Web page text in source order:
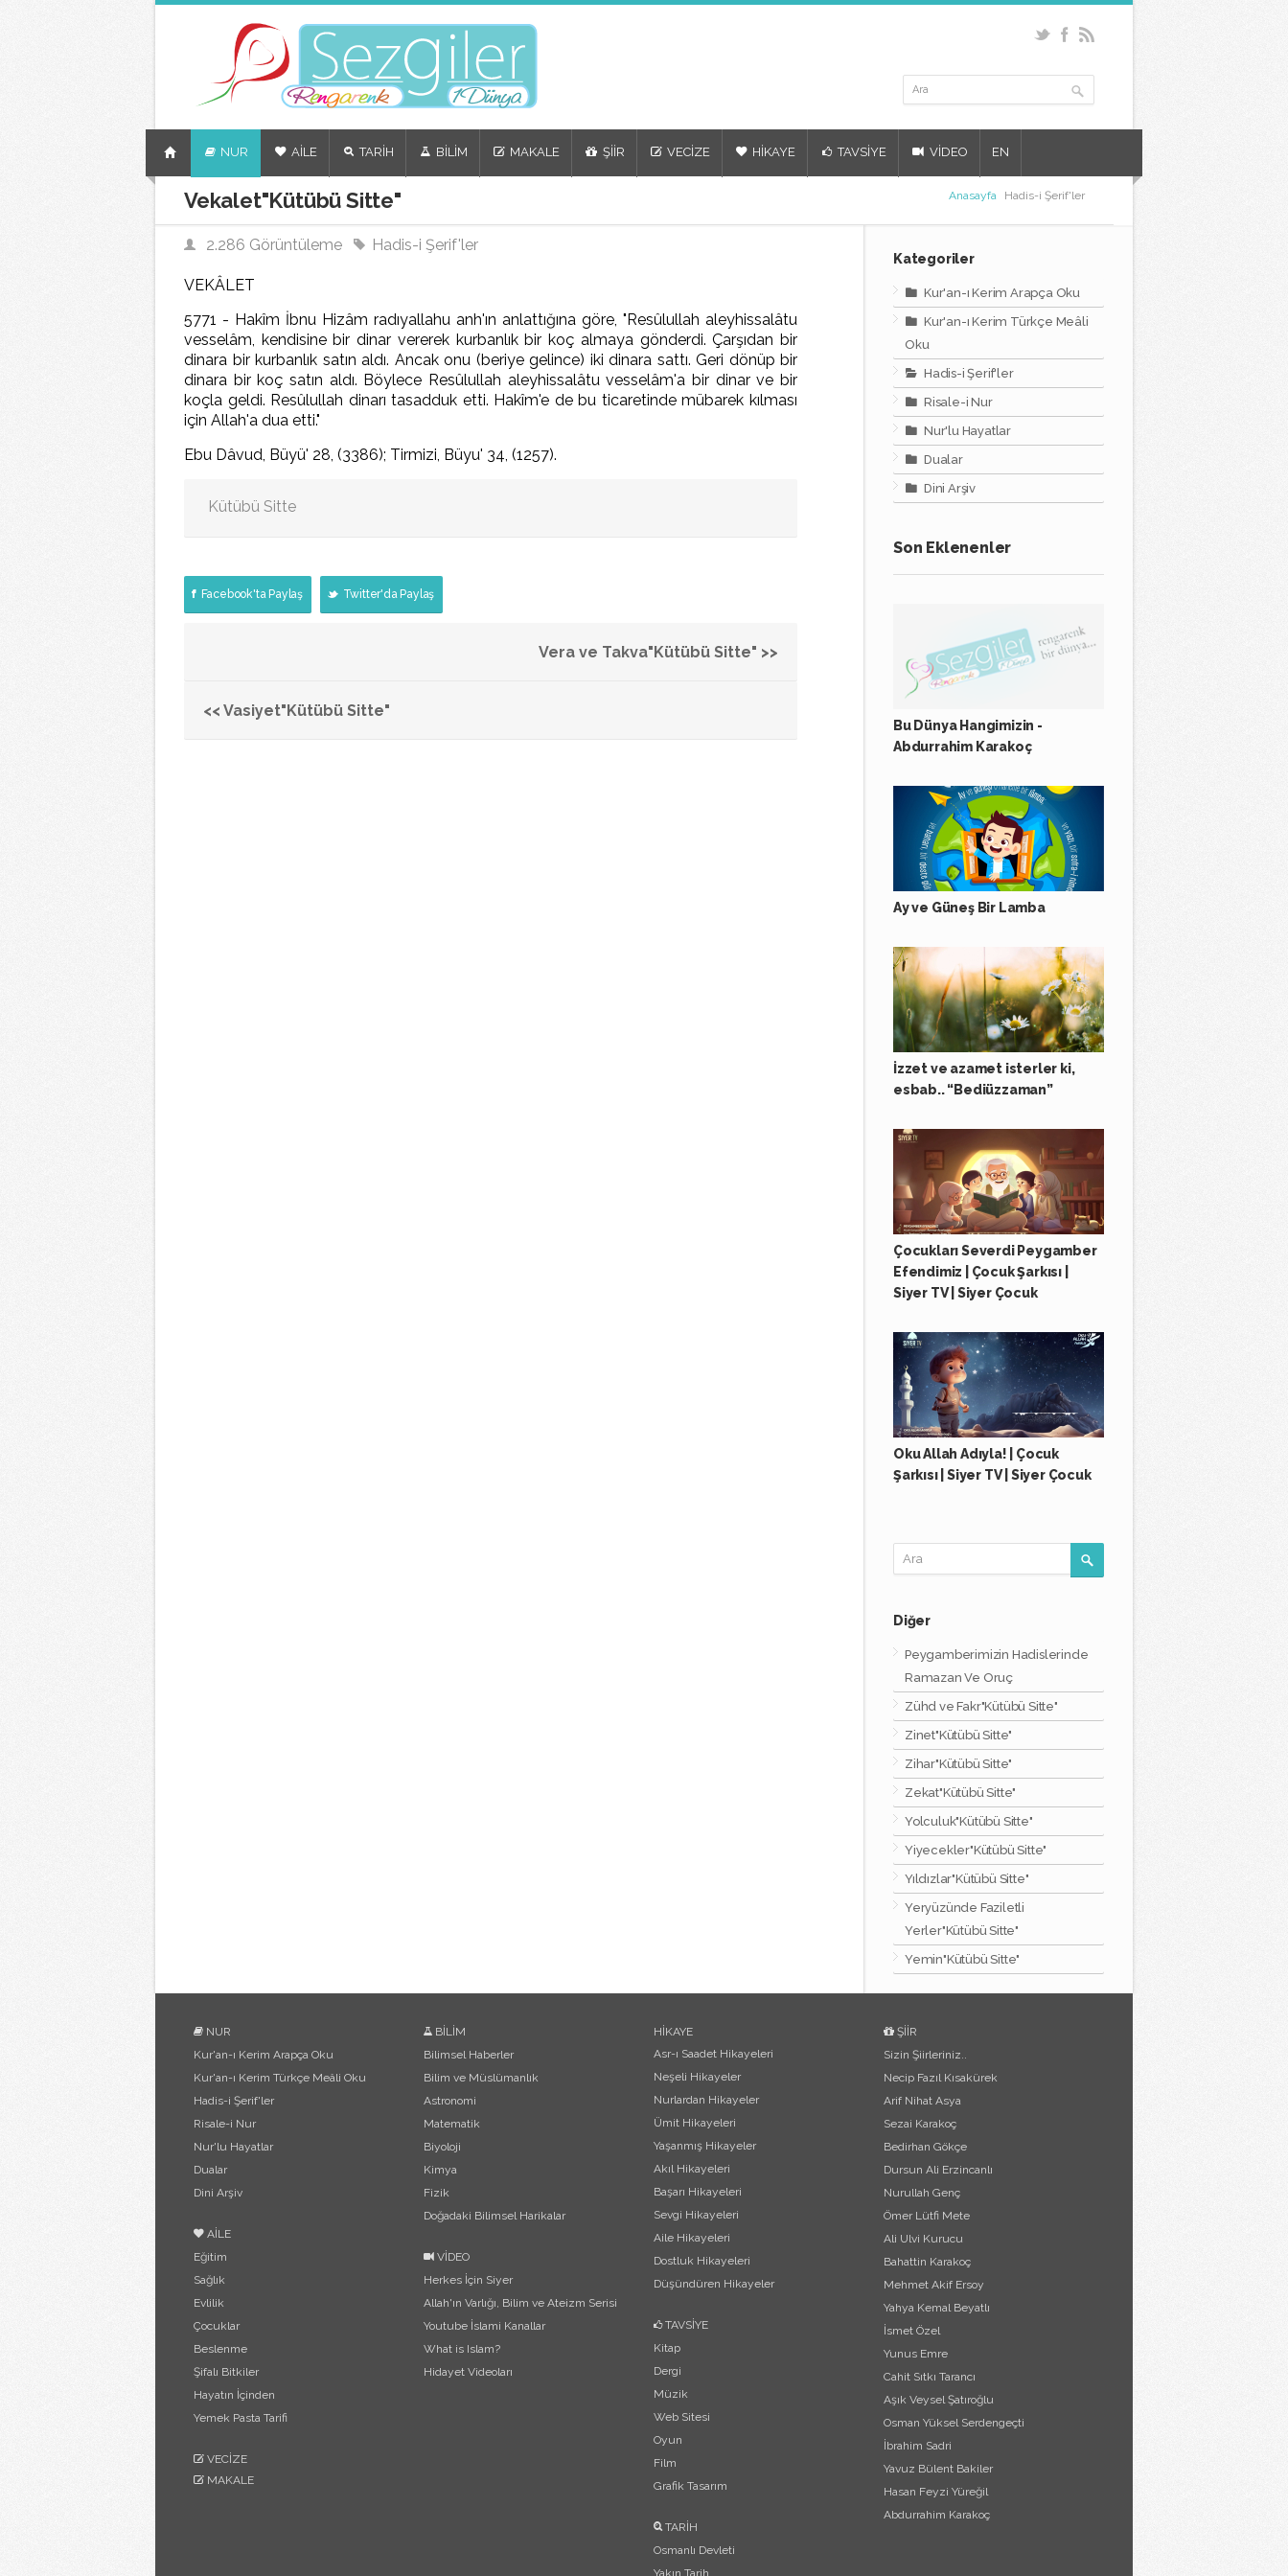
NUR AİLE TARİH BİLİM MAKALE ŞİİR VECİZE HİKAYE TAVSİYE VİDEO EN
Vekalet"Kütübü Sitte" Anasayfa Hadis-i Şerif'ler
2.286 Görüntüleme Hadis-i Şerif'ler
VEKÂLET
5771 - Hakîm İbnu Hizâm radıyallahu anh'ın anlattığına göre, "Resûlullah aleyhissalâtu
vesselâm, kendisine bir dinar vererek kurbanlık bir koç almaya gönderdi. Çarşıdan bir
dinara bir kurbanlık satın aldı. Ancak onu (beriye gelince) iki dinara sattı. Geri dönüp bir
dinara bir koç satın aldı. Böylece Resûlullah aleyhissalâtu vesselâm'a bir dinar ve bir
koçla geldi. Resûlullah dinarı tasadduk etti. Hakîm'e de bu ticaretinde mübarek kılması
için Allah'a dua etti."
Ebu Dâvud, Büyü' 28, (3386); Tirmizi, Büyu' 34, (1257).
Kütübü Sitte
Facebook'ta Paylaş Twitter'da Paylaş
Vera ve Takva"Kütübü Sitte" >>
<< Vasiyet"Kütübü Sitte"
Kategoriler
Kur'an-ı Kerim Arapça Oku
Kur'an-ı Kerim Türkçe Meâli
Oku
Hadis-i Şerif'ler
Risale-i Nur
Nur'lu Hayatlar
Dualar
Dini Arşiv
Son Eklenenler
Bu Dünya Hangimizin -
Abdurrahim Karakoç
Ay ve Güneş Bir Lamba
İzzet ve azamet isterler ki,
esbab.. “Bediüzzaman”
Çocukları Severdi Peygamber
Efendimiz | Çocuk Şarkısı |
Siyer TV | Siyer Çocuk
Oku Allah Adıyla! | Çocuk
Şarkısı | Siyer TV | Siyer Çocuk
Diğer
Peygamberimizin Hadislerinde
Ramazan Ve Oruç
Zühd ve Fakr"Kütübü Sitte"
Zinet"Kütübü Sitte"
Zihar"Kütübü Sitte"
Zekat"Kütübü Sitte"
Yolculuk"Kütübü Sitte"
Yiyecekler"Kütübü Sitte"
Yıldızlar"Kütübü Sitte"
Yeryüzünde Faziletli
Yerler"Kütübü Sitte"
Yemin"Kütübü Sitte"
NUR
Kur'an-ı Kerim Arapça Oku
Kur'an-ı Kerim Türkçe Meâli Oku
Hadis-i Şerif'ler
Risale-i Nur
Nur'lu Hayatlar
Dualar
Dini Arşiv
AİLE
Eğitim
Sağlık
Evlilik
Çocuklar
Beslenme
Şifalı Bitkiler
Hayatın İçinden
Yemek Pasta Tarifi
VECİZE
MAKALE
BİLİM
Bilimsel Haberler
Bilim ve Müslümanlık
Astronomi
Matematik
Biyoloji
Kimya
Fizik
Doğadaki Bilimsel Harikalar
VİDEO
Herkes İçin Siyer
Allah'ın Varlığı, Bilim ve Ateizm Serisi
Youtube İslami Kanallar
What is Islam?
Hidayet Videoları
HİKAYE
Asr-ı Saadet Hikayeleri
Neşeli Hikayeler
Nurlardan Hikayeler
Ümit Hikayeleri
Yaşanmış Hikayeler
Akıl Hikayeleri
Başarı Hikayeleri
Sevgi Hikayeleri
Aile Hikayeleri
Dostluk Hikayeleri
Düşündüren Hikayeler
TAVSİYE
Kitap
Dergi
Müzik
Web Sitesi
Oyun
Film
Grafik Tasarım
TARİH
Osmanlı Devleti
Yakın Tarih
ŞİİR
Sizin Şiirleriniz..
Necip Fazıl Kısakürek
Arif Nihat Asya
Sezai Karakoç
Bedirhan Gökçe
Dursun Ali Erzincanlı
Nurullah Genç
Ömer Lütfi Mete
Ali Ulvi Kurucu
Bahattin Karakoç
Mehmet Akif Ersoy
Yahya Kemal Beyatlı
İsmet Özel
Yunus Emre
Cahit Sıtkı Tarancı
Aşık Veysel Şatıroğlu
Osman Yüksel Serdengeçti
İbrahim Sadri
Yavuz Bülent Bakiler
Hasan Feyzi Yüreğil
Abdurrahim Karakoç